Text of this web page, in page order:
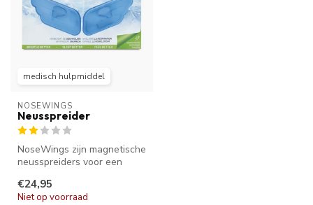
medisch hulpmiddel
NOSEWINGS
Neusspreider
NoseWings zijn magnetische
neusspreiders voor een
neus...
€24,95
Niet op voorraad